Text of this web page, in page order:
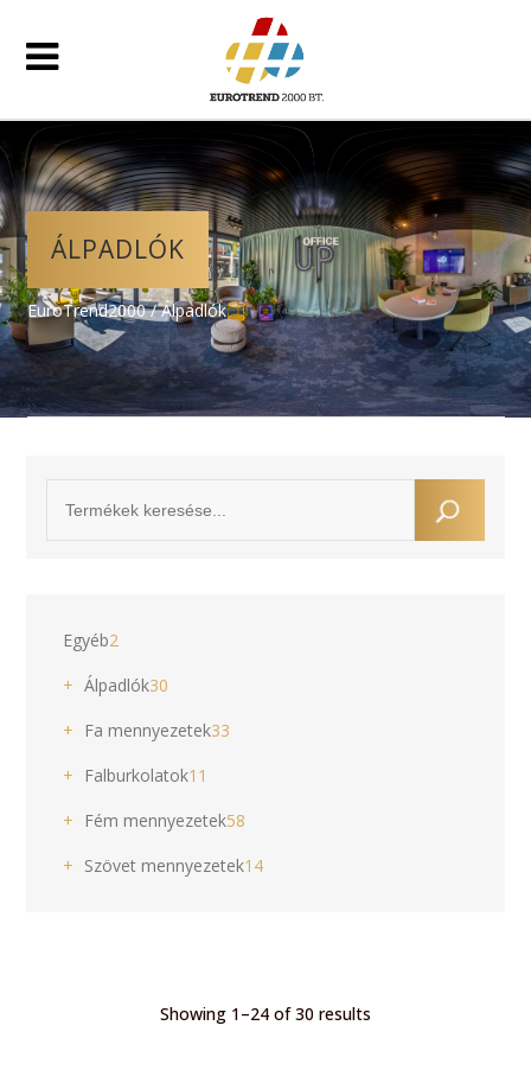
ÁLPADLÓK
EuroTrend2000/Álpadlók
Egyéb2
+ Álpadlók30
+ Fa mennyezetek33
+ Falburkolatok11
+ Fém mennyezetek58
+ Szövet mennyezetek1414
Showing 1–24 of 30 results